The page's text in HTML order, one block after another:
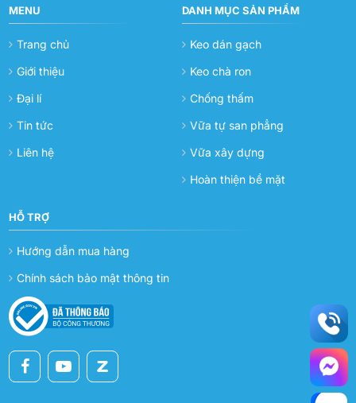
MENU
Trang chủ
Giới thiệu
Đại lí
Tin tức
Liên hệ
DANH MỤC SẢN PHẨM
Keo dán gạch
Keo chà ron
Chống thấm
Vữa tự san phẳng
Vữa xây dựng
Hoàn thiện bề mặt
HỖ TRỢ
Hướng dẫn mua hàng
Chính sách bảo mật thông tin